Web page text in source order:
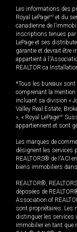
Les informations des
Royal LePageMD et du
canadienne de
inscriptions tenues par
LePage et ses
garantie et devrait être
appartient à
REALTOR.ca
*Tous les bureaux
comprenant la mention
incluant sa division «
Valley Real Estate,
», « Royal LePageMD
appartiennent et sont
Les marques de
désignent les services
REALTORS® de l'ACI
biens immobiliers
REALTOR®,
déposées de
Association of
sont propriétaires. Les
distinguer les services
immobilier en tant que